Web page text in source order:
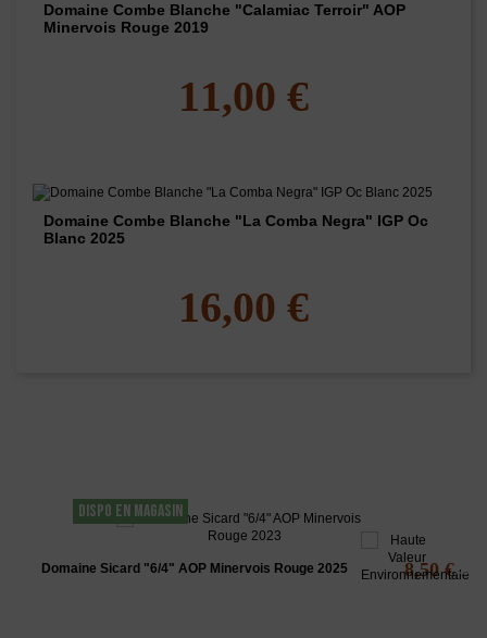
Domaine Combe Blanche "Calamiac Terroir" AOP
Minervois Rouge 2019
11,00 €
Domaine Combe Blanche "La Comba Negra" IGP Oc
Blanc 2025
16,00 €
DISPO EN MAGASIN
Domaine Sicard "6/4" AOP Minervois Rouge 2025 8,50 €